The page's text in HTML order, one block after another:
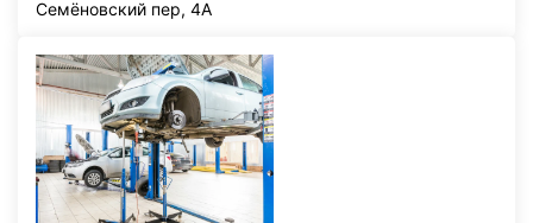
Семёновский пер, 4А